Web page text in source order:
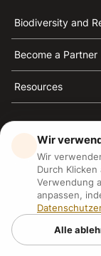
Biodiversity and
Become a Partner
Resources
3Bee ist die
3Bee
3Bee
Wir
Wir
Durch
Verwendung
anpassen,
Alle